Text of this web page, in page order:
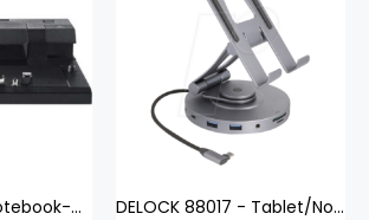
Dell 452-11422 Notebook-Dockingstation & Portreplikator Andocken (1 Ports), Dockingstation + USB Hub, Schwarz DELOCK 88017 - Tablet/Notebook-Dockingstation, 4K